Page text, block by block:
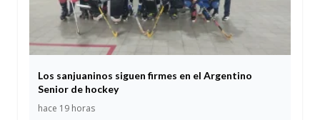
Los sanjuaninos siguen firmes en el Argentino
Senior de hockey
hace 19 horas